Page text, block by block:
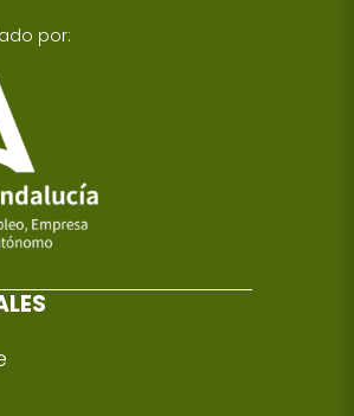
por: